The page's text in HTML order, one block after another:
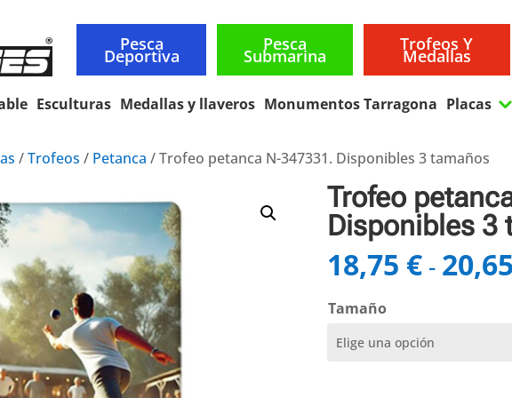
Pesca
Deportiva
Pesca
Submarina
Trofeos Y
Medallas
Esculturas Medallas y llaveros Monumentos Tarragona Placas 3
/Trofeos / Petanca / Trofeo petanca N-347331. Disponibles 3 tamaños
Trofeo
Disponibles 3
18,75 € - 20,65
Tamaño